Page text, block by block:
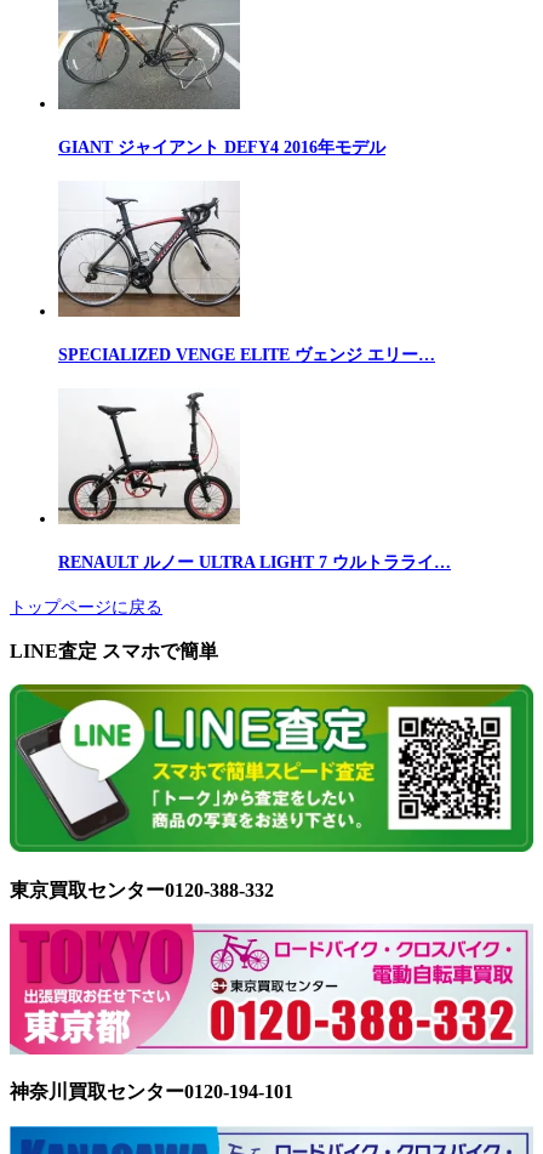
GIANT ジャイアント DEFY4 2016年モデル
SPECIALIZED VENGE ELITE ヴェンジ エリー…
RENAULT ルノー ULTRA LIGHT 7 ウルトラライ…
トップページに戻る
LINE査定 スマホで簡単
東京買取センター0120-388-332
神奈川買取センター0120-194-101